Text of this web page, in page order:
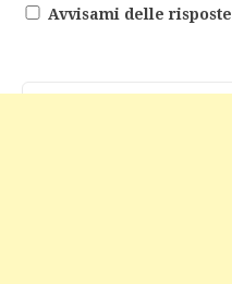
Avvisami delle risposte